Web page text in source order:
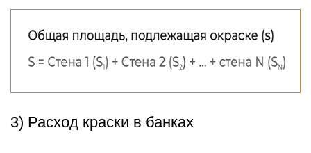
3) Расход краски в банках